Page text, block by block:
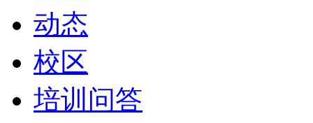
动态
校区
培训问答